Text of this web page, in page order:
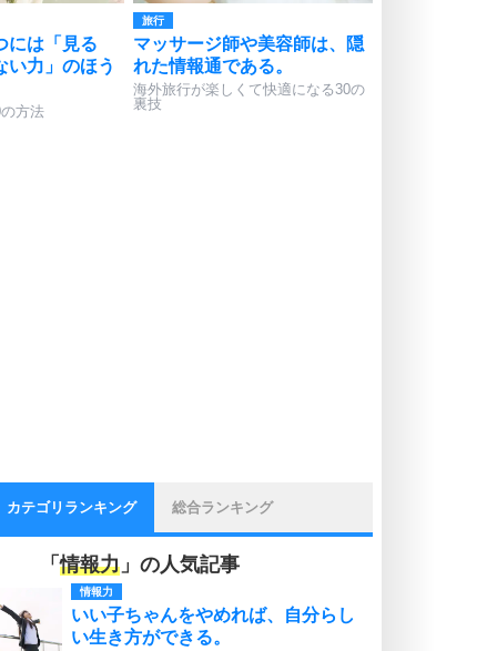
には「見る
い力」のほう
方法
旅行
マッサージ師や美容師は、隠
れた情報通である。
海外旅行が楽しくて快適になる30の
裏技
カテゴリランキング 総合ランキング
「情報力 」の人気記事
情報力
いい子ちゃんをやめれば、自分らし
い生き方ができる。